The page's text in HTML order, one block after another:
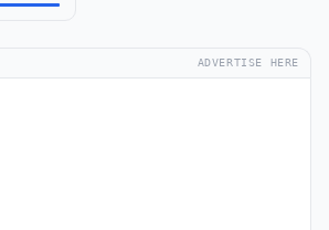
ADVERTISE HERE